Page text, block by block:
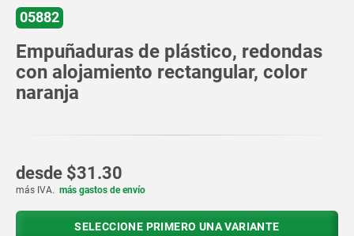
05882
Empuñaduras de plástico, redondas
con alojamiento rectangular, color
naranja
desde $31.30
más IVA. más gastos de envío
SELECCIONE PRIMERO UNA VARIANTE